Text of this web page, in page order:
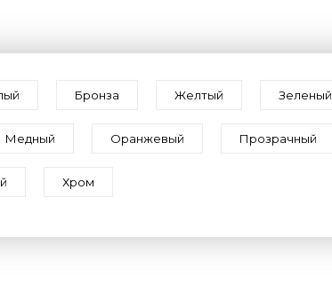
Бронза Желтый Зеленый
Медный Оранжевый Прозрачный
Хром